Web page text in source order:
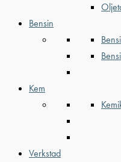
Bensin
Kem
Verkstad